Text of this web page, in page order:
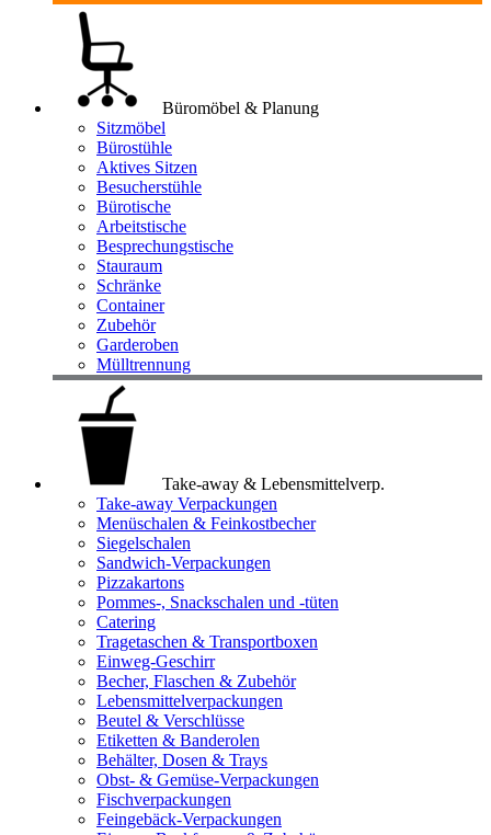
Büromöbel & Planung
Sitzmöbel
Bürostühle
Aktives Sitzen
Besucherstühle
Bürotische
Arbeitstische
Besprechungstische
Stauraum
Schränke
Container
Zubehör
Garderoben
Mülltrennung
Take-away & Lebensmittelverp.
Take-away Verpackungen
Menüschalen & Feinkostbecher
Siegelschalen
Sandwich-Verpackungen
Pizzakartons
Pommes-, Snackschalen und -tüten
Catering
Tragetaschen & Transportboxen
Einweg-Geschirr
Becher, Flaschen & Zubehör
Lebensmittelverpackungen
Beutel & Verschlüsse
Etiketten & Banderolen
Behälter, Dosen & Trays
Obst- & Gemüse-Verpackungen
Fischverpackungen
Feingebäck-Verpackungen